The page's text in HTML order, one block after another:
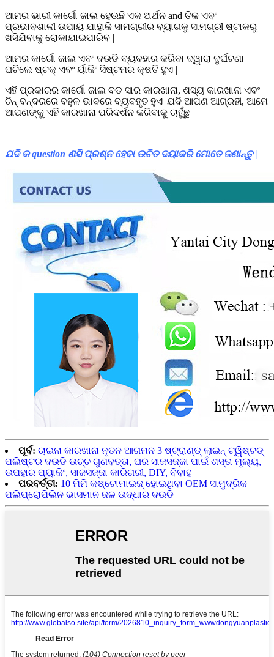
ଆମର ଭାରୀ କାର୍ଗୋ ଜାଲ ହେଉଛି ଏକ ଅର୍ଥନ and ତିକ ଏବଂ
ପ୍ରଭାବଶାଳୀ ଉପାୟ ଯାହାକି ସାମଗ୍ରୀର ବ୍ୟାଗକୁ ସାମଗ୍ରୀ ଷ୍ଟାକରୁ
ଖସିଯିବାକୁ ରୋକାଯାଇପାରିବ |
ଆମର କାର୍ଗୋ ଜାଲ ଏବଂ ଦଉଡି ବ୍ୟବହାର କରିବା ଦ୍ୱାରା ଦୁର୍ଘଟଣା
ଘଟିଲେ ଷ୍ଟକ୍ ଏବଂ ର୍ୟାକିଂ ସିଷ୍ଟମର କ୍ଷତି ହୁଏ |
ଏହି ପ୍ରକାରର କାର୍ଗୋ ଜାଲ ବଡ ସାର କାରଖାନା, ଶସ୍ୟ କାରଖାନା ଏବଂ
ଚିନ୍ ବନ୍ଦରରେ ବହୁଳ ଭାବରେ ବ୍ୟବହୃତ ହୁଏ |ଯଦି ଆପଣ ଆଗ୍ରହୀ, ଆମେ
ଆପଣଙ୍କୁ ଏହି କାରଖାନା ପରିଦର୍ଶନ କରିବାକୁ ଚାହୁଁଛୁ |
ଯଦି କ question ଣସି ପ୍ରଶ୍ନ ହେବା ଉଚିତ ଦୟାକରି ମୋତେ ଜଣାନ୍ତୁ |
ପୂର୍ବ: ଚାଇନା କାରଖାନା ନୂତନ ଆଗମନ 3 ଷ୍ଟ୍ରାଣ୍ଡ୍ ଲାଇନ୍ ଟ୍ୱିଷ୍ଟଡ୍
ପଲିଷ୍ଟର ଦଉଡି ଉଚ୍ଚ ଗୁଣବତ୍ତା, ଘର ସାଜସଜ୍ଜା ପାଇଁ ଶସ୍ତା ମୂଲ୍ୟ,
ଉପହାର ପ୍ୟାକିଂ, ସାଜସଜ୍ଜା କାରିଗରୀ, DIY, ବିବାହ
ପରବର୍ତ୍ତୀ: 10 ମିମି କଷ୍ଟୋମାଇଜ୍ ହୋଇଥିବା OEM ସାମୁଦ୍ରିକ
ପଲିପ୍ରୋପିଲିନ ଭାସମାନ ଜଳ ଉଦ୍ଧାର ଦଉଡି |